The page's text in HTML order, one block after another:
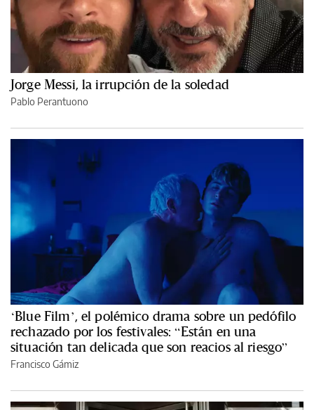
Jorge Messi, la irrupción de la soledad
Pablo Perantuono
‘Blue Film’, el polémico drama sobre un pedófilo
rechazado por los festivales: “Están en una
situación tan delicada que son reacios al riesgo”
Francisco Gámiz